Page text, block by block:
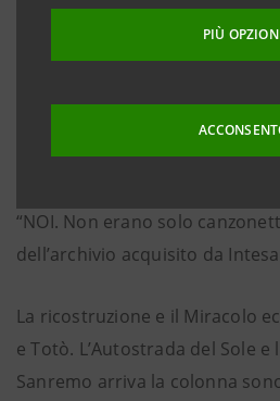
PIÙ
“NOI. Non erano solo
dell’archivio acquisito da
La ricostruzione e il Miracolo
e Totò. L’Autostrada del Sole e
Sanremo arriva la colonna